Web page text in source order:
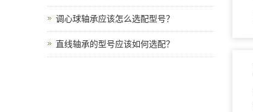
调心球轴承应该怎么选配型号？
直线轴承的型号应该如何选配？